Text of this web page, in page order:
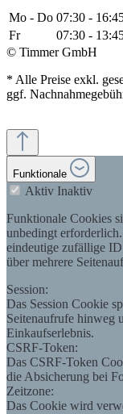
Mo - Do 07:30 -
Fr
07:30 -
© Timmer GmbH
* Alle Preise exkl.
ggf.
Funktionale
Aktiv Inaktiv
Funktionale Cookies
unbedingt
eindeutige zufällige
über mehrere
Session:
Das Session Cookie
Seitenaufrufe hinweg
Einkaufserlebnis.
CSRF-Token:
Das CSRF-Token
die Absicherung bei
Zeitzone:
Das Cookie wird